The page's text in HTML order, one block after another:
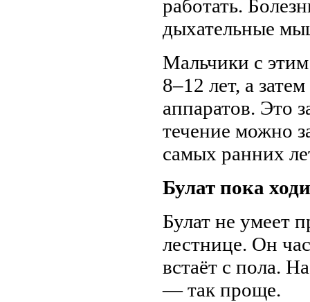
работать.
дыхательные
Мальчики с
8–12 лет, а
аппаратов. Это
течение можно
самых ранних
Булат пока
Булат не умеет
лестнице. Он
встаёт с пола.
— так проще.